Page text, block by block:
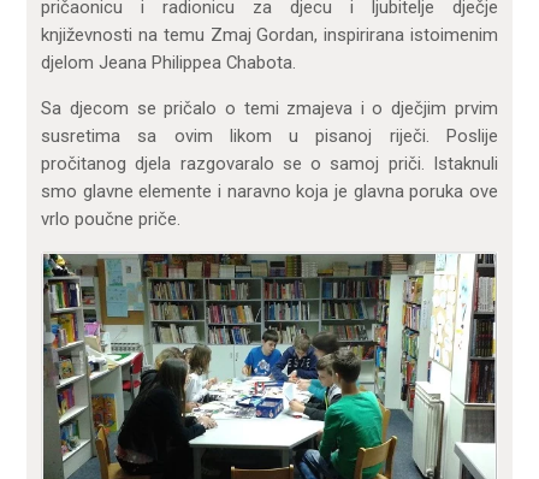
pričaonicu i radionicu za djecu i ljubitelje dječje
književnosti na temu Zmaj Gordan, inspirirana istoimenim
djelom Jeana Philippea Chabota.
Sa djecom se pričalo o temi zmajeva i o dječjim prvim
susretima sa ovim likom u pisanoj riječi. Poslije
pročitanog djela razgovaralo se o samoj priči. Istaknuli
smo glavne elemente i naravno koja je glavna poruka ove
vrlo poučne priče.